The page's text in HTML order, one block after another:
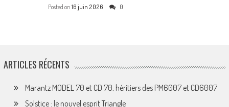
Posted on 16 juin 2026 0
ARTICLES RÉCENTS
Marantz MODEL 70 et CD 70, héritiers des PM6007 et CD6007
Solstice : le nouvel esprit Triangle